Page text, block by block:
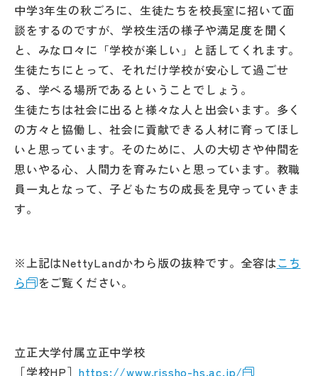
中学3年生の秋ごろに、生徒たちを校長室に招いて面
談をするのですが、学校生活の様子や満足度を聞く
と、みな口々に「学校が楽しい」と話してくれます。
生徒たちにとって、それだけ学校が安心して過ごせ
る、学べる場所であるということでしょう。
生徒たちは社会に出ると様々な人と出会います。多く
の方々と協働し、社会に貢献できる人材に育ってほし
いと思っています。そのために、人の大切さや仲間を
思いやる心、人間力を育みたいと思っています。教職
員一丸となって、子どもたちの成長を見守っていきま
す。
※上記はNettyLandかわら版の抜粋です。全容はこち
ら
をご覧ください。
立正大学付属立正中学校
［学校HP］ https://www.rissho-hs.ac.jp/